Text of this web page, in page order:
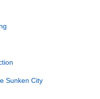
Sunken City